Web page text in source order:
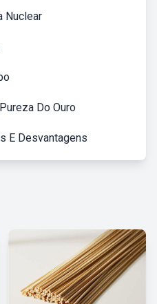
Nuclear
Do Ouro
E Desvantagens